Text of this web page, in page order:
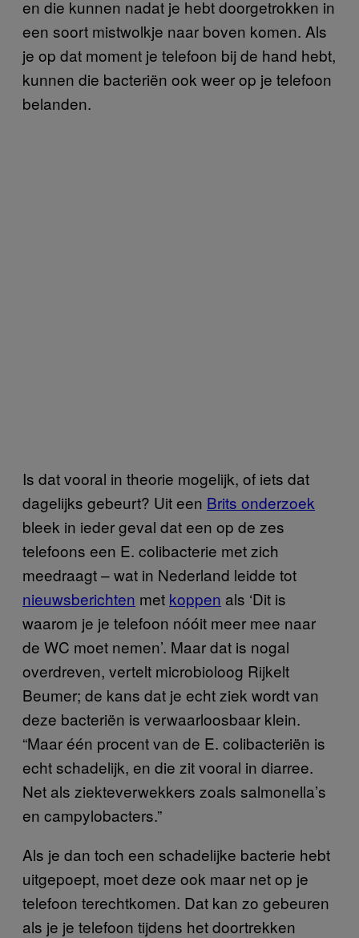
en die kunnen nadat je hebt doorgetrokken in
een soort mistwolkje naar boven komen. Als
je op dat moment je telefoon bij de hand hebt,
kunnen die bacteriën ook weer op je telefoon
belanden.
Is dat vooral in theorie mogelijk, of iets dat
dagelijks gebeurt? Uit een Brits onderzoek
bleek in ieder geval dat een op de zes
telefoons een E. colibacterie met zich
meedraagt – wat in Nederland leidde tot
nieuwsberichten met koppen als ‘Dit is
waarom je je telefoon nóóit meer mee naar
de WC moet nemen’. Maar dat is nogal
overdreven, vertelt microbioloog Rijkelt
Beumer; de kans dat je echt ziek wordt van
deze bacteriën is verwaarloosbaar klein.
“Maar één procent van de E. colibacteriën is
echt schadelijk, en die zit vooral in diarree.
Net als ziekteverwekkers zoals salmonella’s
en campylobacters.”
Als je dan toch een schadelijke bacterie hebt
uitgepoept, moet deze ook maar net op je
telefoon terechtkomen. Dat kan zo gebeuren
als je je telefoon tijdens het doortrekken